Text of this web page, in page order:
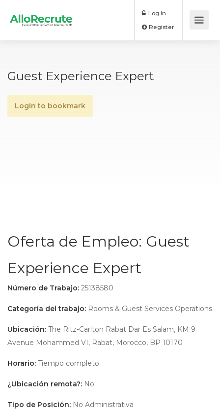
Log In
Guest Experience Expert
Login to bookmark
Oferta de Empleo: Guest
Experience Expert
Número de Trabajo: 25138580
Categoría del trabajo: Rooms & Guest Services Operations
Ubicación: The Ritz-Carlton Rabat Dar Es Salam, KM 9
Avenue Mohammed VI, Rabat, Morocco, BP 10170
Horario: Tiempo completo
¿Ubicación remota?: No
Tipo de Posición: No Administrativa